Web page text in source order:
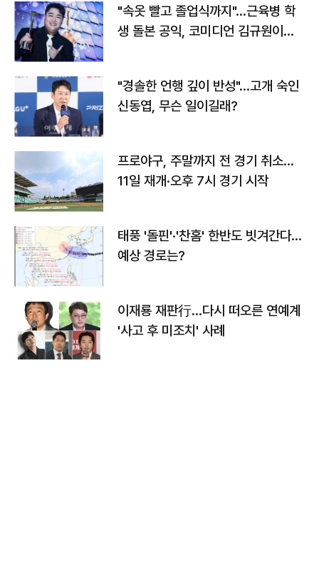
"속옷 빨고 졸업식까지"…근육병 학
생 돌본 공익, 코미디언 김규원이었
"경솔한 언행 깊이 반성"…고개 숙인
신동엽, 무슨 일이길래?
프로야구, 주말까지 전 경기 취소…
11일 재개·오후 7시 경기 시작
태풍 '돌핀'·'찬홈' 한반도 빗겨간다…
예상 경로는?
이재룡 재판行…다시 떠오른 연예계
'사고 후 미조치' 사례